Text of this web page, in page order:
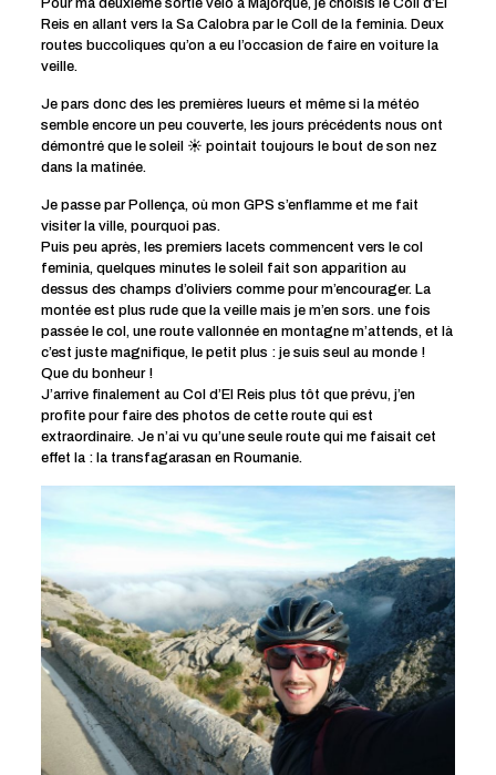
Reis en allant vers la Sa Calobra par le Coll de la feminia. Deux
routes buccoliques qu’on a eu l’occasion de faire en voiture la
veille.
Je pars donc des les premières lueurs et même si la météo
semble encore un peu couverte, les jours précédents nous ont
démontré que le soleil ☀️ pointait toujours le bout de son nez
dans la matinée.
Je passe par Pollença, où mon GPS s’enflamme et me fait
visiter la ville, pourquoi pas.
Puis peu après, les premiers lacets commencent vers le col
feminia, quelques minutes le soleil fait son apparition au
dessus des champs d’oliviers comme pour m’encourager. La
montée est plus rude que la veille mais je m’en sors. une fois
passée le col, une route vallonnée en montagne m’attends, et là
c’est juste magnifique, le petit plus : je suis seul au monde !
Que du bonheur !
J’arrive finalement au Col d’El Reis plus tôt que prévu, j’en
profite pour faire des photos de cette route qui est
extraordinaire. Je n’ai vu qu’une seule route qui me faisait cet
effet la : la transfagarasan en Roumanie.